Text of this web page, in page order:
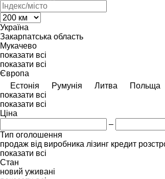
Україна
Закарпатська область
Мукачево
показати всі
показати всі
Європа
Естонія
Румунія Литва Польща
показати всі
показати всі
Ціна
–
Тип оголошення
продаж від виробника лізинг кредит
показати всі
Стан
новий уживані